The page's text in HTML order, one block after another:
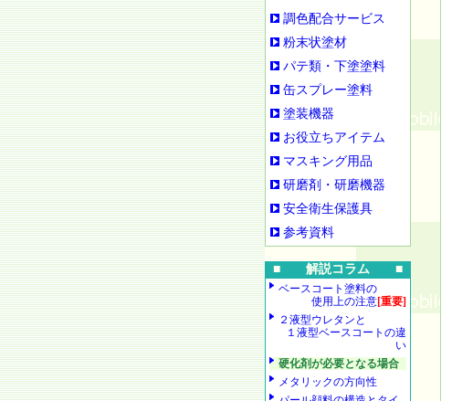
調色配合サービス
粉末状塗材
パテ類・下塗塗料
缶スプレー塗料
塗装機器
お役立ちアイテム
マスキング用品
研磨剤・研磨機器
安全衛生保護具
参考資料
■ 解説コラム ■
ベースコート塗料の
使用上の注意[重要]
２液型ウレタンと
１液型ベースコートの違
い
硬化剤が必要となる場合
メタリックの方向性